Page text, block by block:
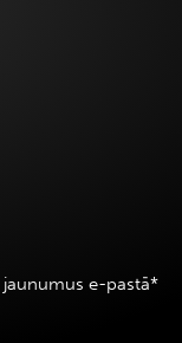
jaunumus e-pastā*